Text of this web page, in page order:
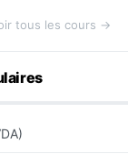
tous les cours →